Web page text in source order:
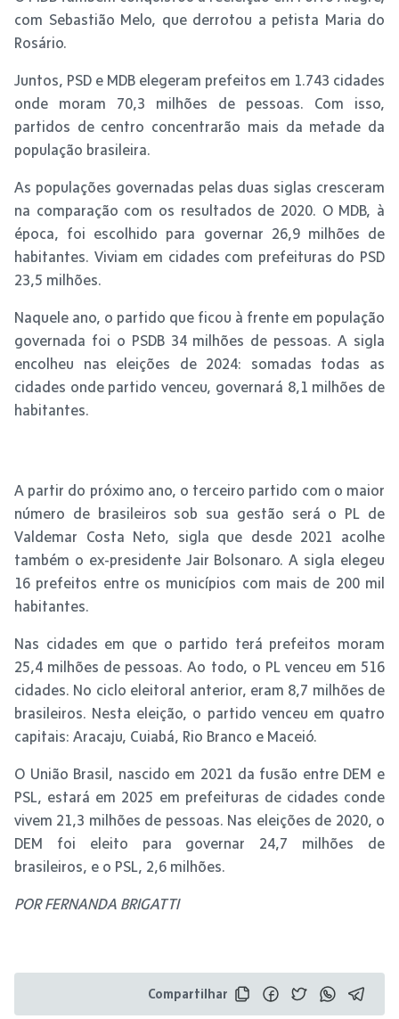
com Sebastião Melo, que derrotou a petista Maria do
Rosário.
Juntos, PSD e MDB elegeram prefeitos em 1.743 cidades
onde moram 70,3 milhões de pessoas. Com isso,
partidos de centro concentrarão mais da metade da
população brasileira.
As populações governadas pelas duas siglas cresceram
na comparação com os resultados de 2020. O MDB, à
época, foi escolhido para governar 26,9 milhões de
habitantes. Viviam em cidades com prefeituras do PSD
23,5 milhões.
Naquele ano, o partido que ficou à frente em população
governada foi o PSDB 34 milhões de pessoas. A sigla
encolheu nas eleições de 2024: somadas todas as
cidades onde partido venceu, governará 8,1 milhões de
habitantes.
A partir do próximo ano, o terceiro partido com o maior
número de brasileiros sob sua gestão será o PL de
Valdemar Costa Neto, sigla que desde 2021 acolhe
também o ex-presidente Jair Bolsonaro. A sigla elegeu
16 prefeitos entre os municípios com mais de 200 mil
habitantes.
Nas cidades em que o partido terá prefeitos moram
25,4 milhões de pessoas. Ao todo, o PL venceu em 516
cidades. No ciclo eleitoral anterior, eram 8,7 milhões de
brasileiros. Nesta eleição, o partido venceu em quatro
capitais: Aracaju, Cuiabá, Rio Branco e Maceió.
O União Brasil, nascido em 2021 da fusão entre DEM e
PSL, estará em 2025 em prefeituras de cidades conde
vivem 21,3 milhões de pessoas. Nas eleições de 2020, o
DEM foi eleito para governar 24,7 milhões de
brasileiros, e o PSL, 2,6 milhões.
POR FERNANDA BRIGATTI
Compartilhar